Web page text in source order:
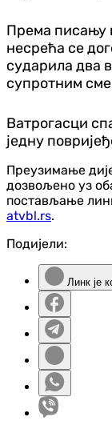
Према писању
несрећа се
сударила два
супротним
Ватрогасци
једну
Преузимање
дозвољено уз
постављање
atvbl.rs.
Подијели:
Линк је